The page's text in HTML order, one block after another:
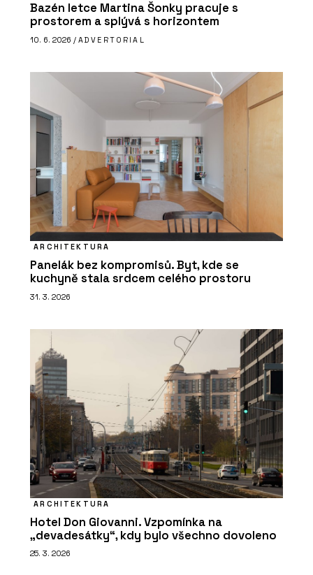
Bazén letce Martina Šonky pracuje s
prostorem a splývá s horizontem
10. 6. 2026 / ADVERTORIAL
ARCHITEKTURA
Panelák bez kompromisů. Byt, kde se
kuchyně stala srdcem celého prostoru
31. 3. 2026
ARCHITEKTURA
Hotel Don Giovanni. Vzpomínka na
„devadesátky“, kdy bylo všechno dovoleno
25. 3. 2026